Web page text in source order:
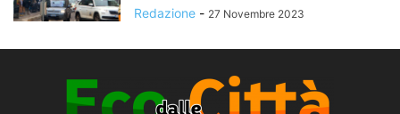
Redazione - 27 Novembre 2023